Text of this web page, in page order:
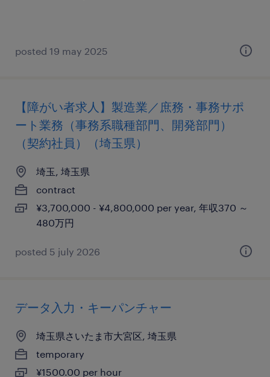
posted 19 may 2025
【障がい者求人】製造業／庶務・事務サポ
ート業務（事務系職種部門、開発部門）
（契約社員）（埼玉県）
埼玉, 埼玉県
contract
¥3,700,000 - ¥4,800,000 per year, 年収370 ～
480万円
posted 5 july 2026
データ入力・キーパンチャー
埼玉県さいたま市大宮区, 埼玉県
temporary
¥1500.00 per hour